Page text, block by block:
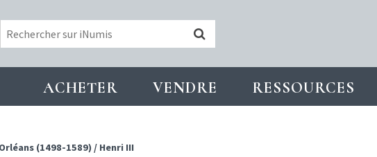
ACHETER VENDRE RESSOURCES
(1498-1589) / Henri III